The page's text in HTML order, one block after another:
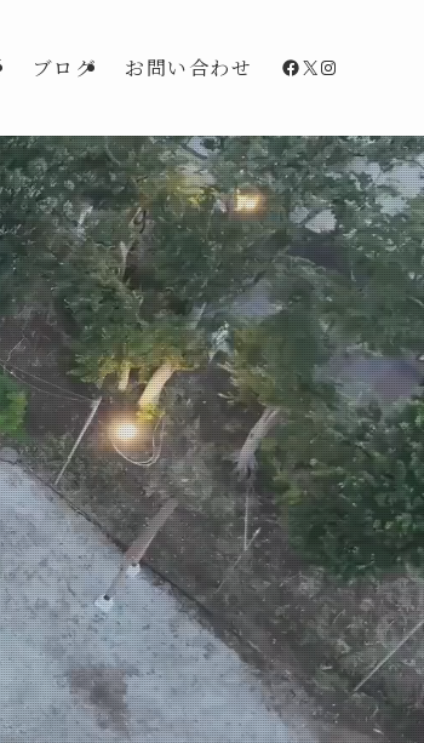
ブログ お問い合わせ Facebook
X